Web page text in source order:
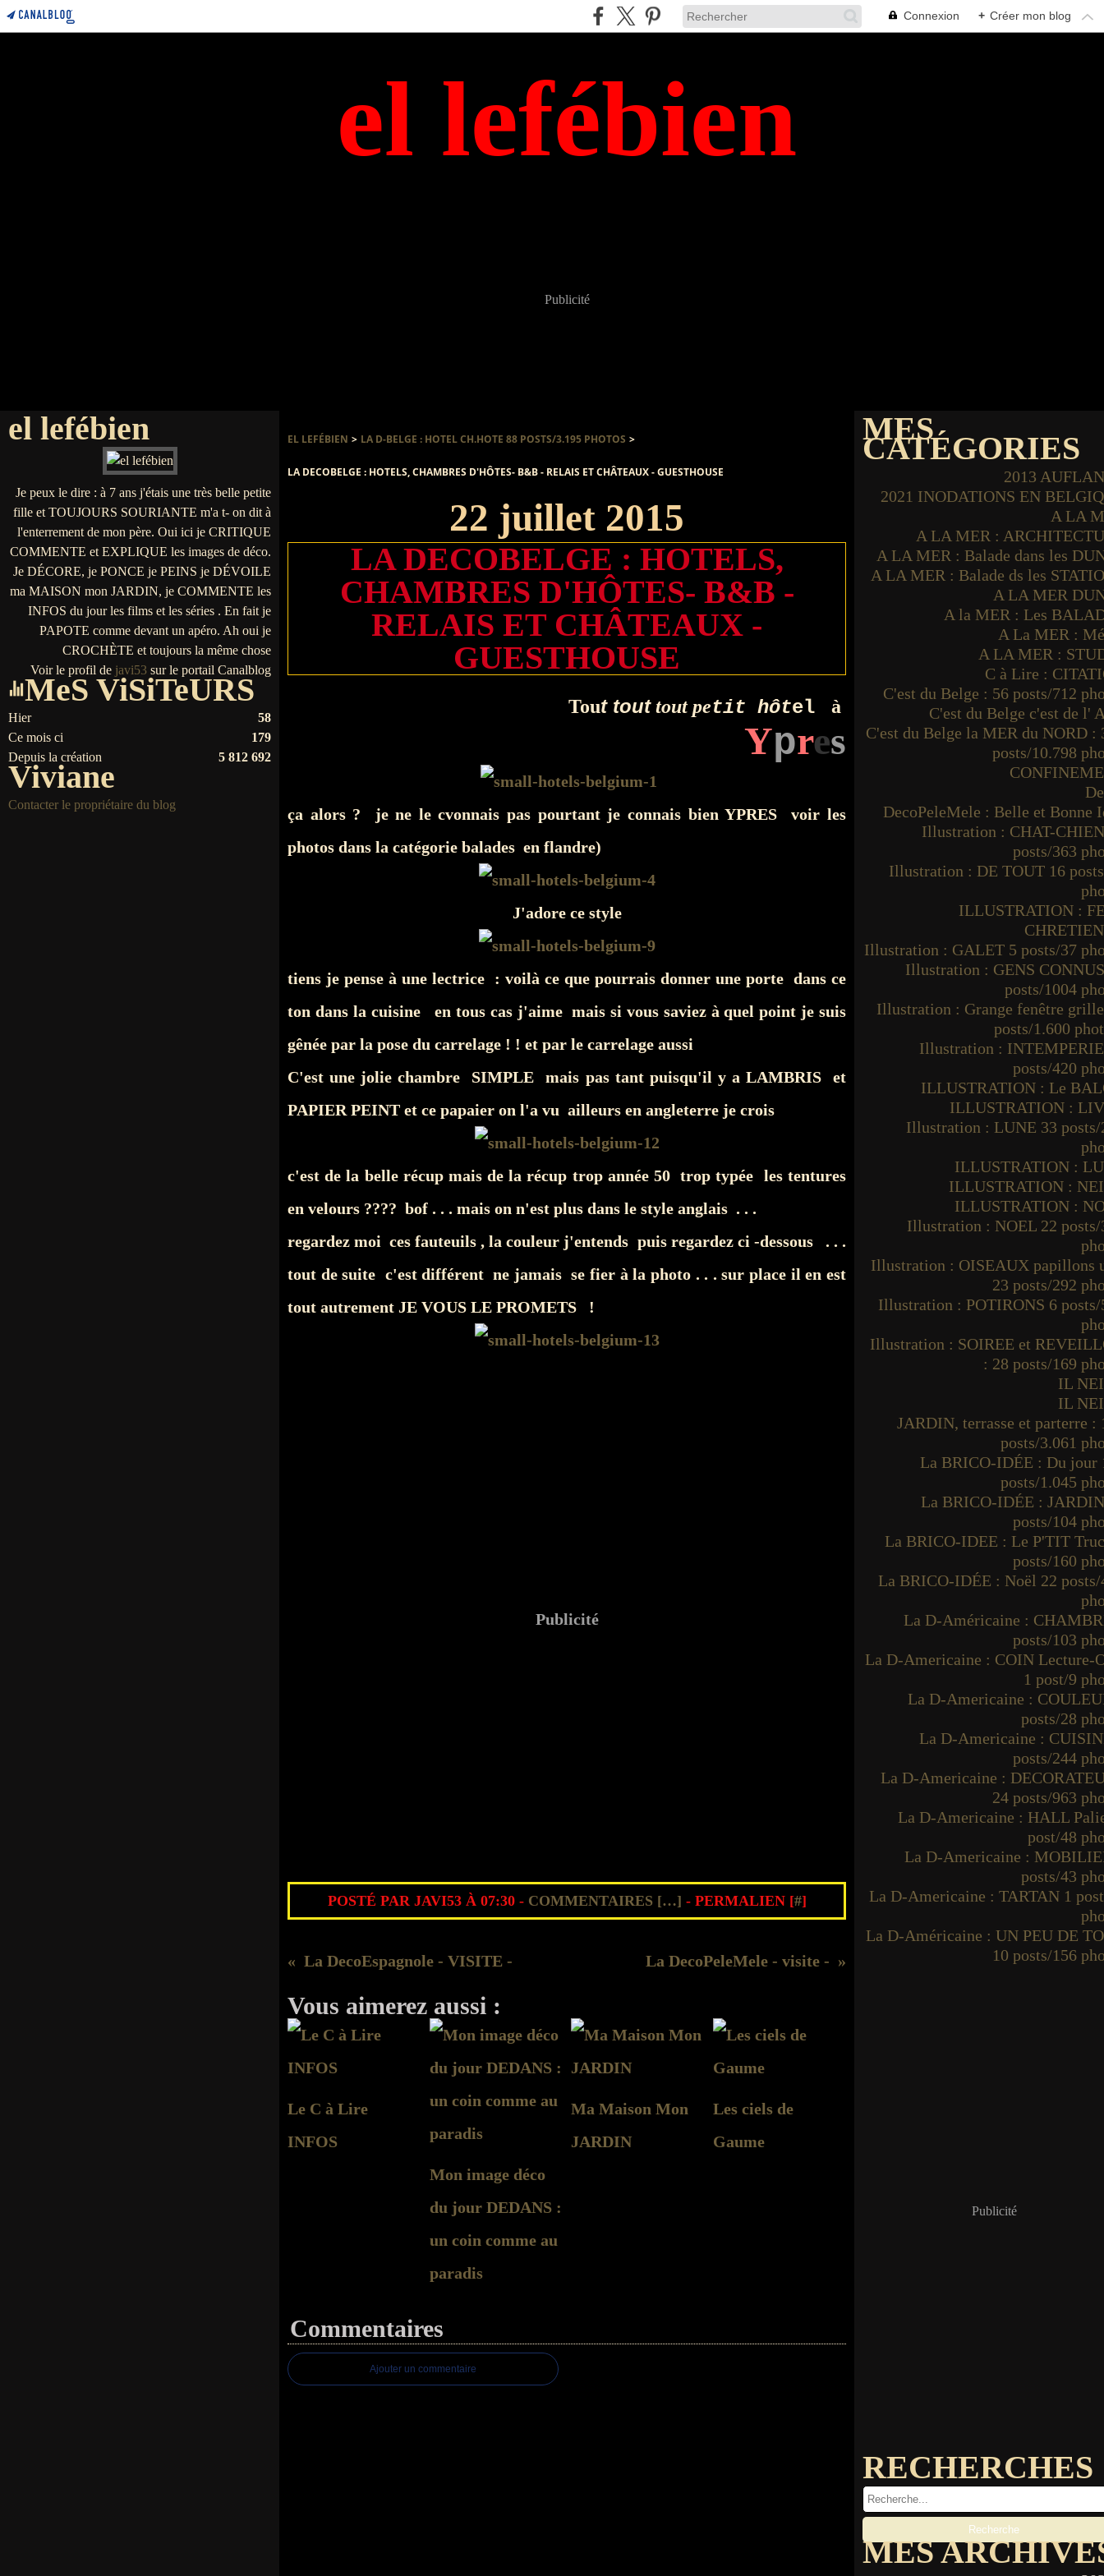
Connexion + Créer mon blog
el lefébien
Publicité
el lefébien
Je peux le dire : à 7 ans j'étais une très belle petite
fille et TOUJOURS SOURIANTE m'a t- on dit à
l'enterrement de mon père. Oui ici je CRITIQUE
COMMENTE et EXPLIQUE les images de déco.
Je DÉCORE, je PONCE je PEINS je DÉVOILE
ma MAISON mon JARDIN, je COMMENTE les
INFOS du jour les films et les séries . En fait je
PAPOTE comme devant un apéro. Ah oui je
CROCHÈTE et toujours la même chose
Voir le profil de javi53 sur le portail Canalblog
MeS ViSiTeURS
Hier
58
Ce mois ci
179
Depuis la création
5 812 692
Viviane
Contacter le propriétaire du blog
EL LEFÉBIEN > LA D-BELGE : HOTEL CH.HOTE 88 POSTS/3.195 PHOTOS >
LA DECOBELGE : HOTELS, CHAMBRES D'HÔTES- B&B - RELAIS ET CHÂTEAUX - GUESTHOUSE
22 juillet 2015
LA DECOBELGE : HOTELS,
CHAMBRES D'HÔTES- B&B -
RELAIS ET CHÂTEAUX -
GUESTHOUSE
Tout touttout petit hôtel à
Ypres
ça alors ? je ne le cvonnais pas pourtant je connais bien YPRES voir les
photos dans la catégorie balades en flandre)
J'adore ce style
tiens je pense à une lectrice : voilà ce que pourrais donner une porte dans ce
ton dans la cuisine en tous cas j'aime mais si vous saviez à quel point je suis
gênée par la pose du carrelage ! ! et par le carrelage aussi
C'est une jolie chambre SIMPLE mais pas tant puisqu'il y a LAMBRIS et
PAPIER PEINT et ce papaier on l'a vu ailleurs en angleterre je crois
c'est de la belle récup mais de la récup trop année 50 trop typée les tentures
en velours ???? bof . . . mais on n'est plus dans le style anglais . . .
regardez moi ces fauteuils , la couleur j'entends puis regardez ci -dessous . . .
tout de suite c'est différent ne jamais se fier à la photo . . . sur place il en est
tout autrement JE VOUS LE PROMETS !
Publicité
POSTÉ PAR JAVI53 À 07:30 - COMMENTAIRES […] - PERMALIEN [#]
La DecoEspagnole - VISITE - La DecoPeleMele - visite -
Vous aimerez aussi :
Le C à Lire
INFOS
Mon image déco
du jour DEDANS :
un coin comme au
paradis
Ma Maison Mon
JARDIN
Les ciels de
Gaume
Commentaires
Ajouter un commentaire
MES
CATÉGORIES
2013
2021 INODATIONS EN
A LA
A LA MER :
A LA MER : Balade dans les
A LA MER : Balade ds les
A LA MER
A la MER : Les
A La MER :
A LA MER :
C à Lire :
C'est du Belge : 56 posts/712
C'est du Belge c'est de l'
C'est du Belge la MER du NORD :
posts/10.798
DecoPeleMele : Belle et Bonne
Illustration : CHAT-
posts/363
Illustration : DE TOUT 16
ILLUSTRATION :
Illustration : GALET 5 posts/37
Illustration : GENS
posts/1004
Illustration : Grange fenêtre
posts/1.600
Illustration :
posts/420
ILLUSTRATION : Le
ILLUSTRATION :
Illustration : LUNE 33 posts/
ILLUSTRATION :
ILLUSTRATION :
ILLUSTRATION :
Illustration : NOEL 22 posts/
Illustration : OISEAUX papillons
23 posts/292
Illustration : POTIRONS 6 posts/
Illustration : SOIREE et
: 28 posts/169
IL
IL
JARDIN, terrasse et parterre :
posts/3.061
La BRICO-IDÉE : Du jour
posts/1.045
La BRICO-IDÉE :
posts/104
La BRICO-IDEE : Le P'TIT
posts/160
La BRICO-IDÉE : Noël 22 posts/
La D-Américaine :
posts/103
La D-Americaine : COIN Lecture-
1 post/9
La D-Americaine :
posts/28
La D-Americaine :
posts/244
La D-Americaine :
24 posts/963
La D-Americaine : HALL
post/48
La D-Americaine :
posts/43
La D-Americaine : TARTAN 1
La D-Américaine : UN PEU DE
10 posts/156
Publicité
RECHERCHES
MES